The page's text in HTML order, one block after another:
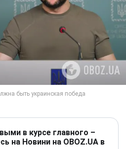
в курсе главного –
на Новини на OBOZ.UA в